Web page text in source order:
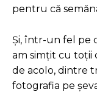
pentru că
Și, într-un fel pe
am simțit cu toții
de acolo, dintre
fotografia pe